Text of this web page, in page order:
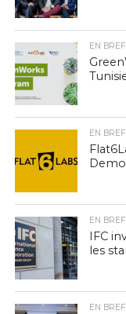
EN BREF
EN BREF
EN BREF
IFC
les
EN BREF